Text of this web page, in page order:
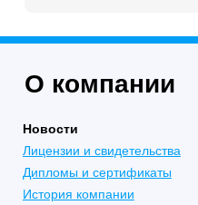
О компании
Новости
Лицензии и свидетельства
Дипломы и сертификаты
История компании